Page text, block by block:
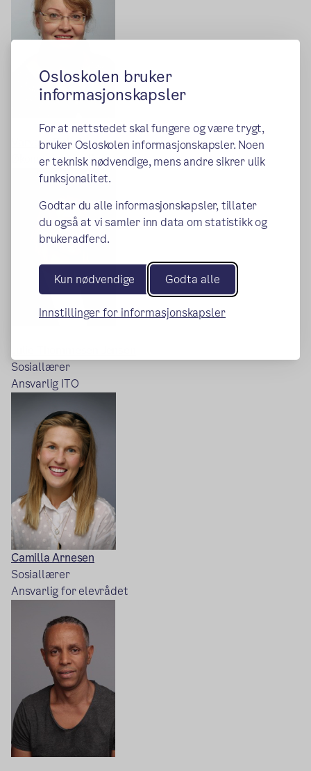
Osloskolen bruker
informasjonskapsler
For at nettstedet skal fungere og være trygt,
bruker Osloskolen informasjonskapsler. Noen
er teknisk nødvendige, mens andre sikrer ulik
funksjonalitet.
Godtar du alle informasjonskapsler, tillater
du også at vi samler inn data om statistikk og
brukeradferd.
Kun nødvendige Godta alle
Innstillinger for informasjonskapsler
Varvara Beliakova
Økonomiansvarlig
Sosiallærer
Ansvarlig ITO
Camilla Arnesen
Sosiallærer
Ansvarlig for elevrådet